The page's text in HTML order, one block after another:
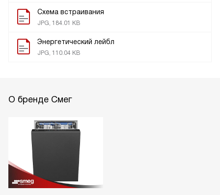
Схема встраивания
JPG, 184.01 KB
Энергетический лейбл
JPG, 110.04 KB
О бренде Смег